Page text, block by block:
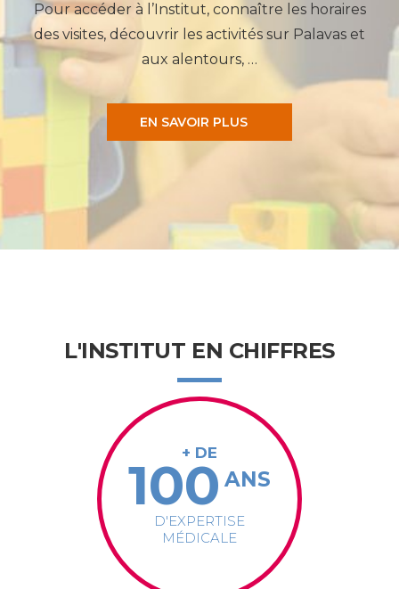
Pour accéder à l’Institut, connaître les horaires
des visites, découvrir les activités sur Palavas et
aux alentours, …
EN SAVOIR PLUS
L'INSTITUT EN CHIFFRES
+ DE
100 ANS
D'EXPERTISE
MÉDICALE